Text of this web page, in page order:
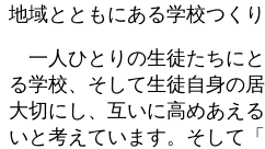
地域とともにある学校つく
一人ひとりの生徒たちに
る学校、そして生徒自身の
大切にし、互いに高めあえ
いと考えています。そして